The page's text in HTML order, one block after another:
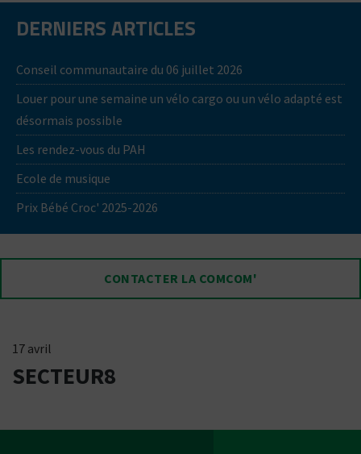
DERNIERS ARTICLES
Conseil communautaire du 06 juillet 2026
Louer pour une semaine un vélo cargo ou un vélo adapté est
désormais possible
Les rendez-vous du PAH
Ecole de musique
Prix Bébé Croc' 2025-2026
CONTACTER LA COMCOM'
17 avril
SECTEUR8